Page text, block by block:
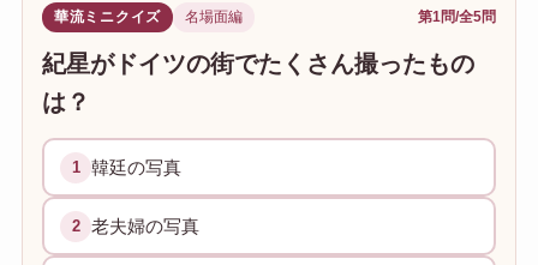
華流ミニクイズ 名場面編 第1問/全5問
紀星がドイツの街でたくさん撮ったもの
は？
1 韓廷の写真
2 老夫婦の写真